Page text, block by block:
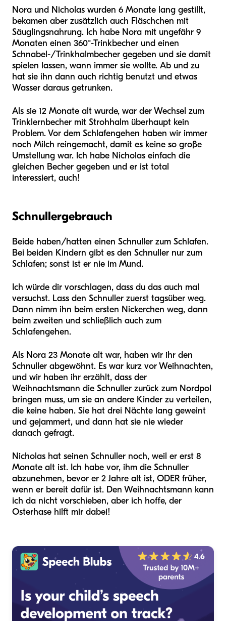
Nora und Nicholas wurden 6 Monate lang gestillt,
bekamen aber zusätzlich auch Fläschchen mit
Säuglingsnahrung. Ich habe Nora mit ungefähr 9
Monaten einen 360°-Trinkbecher und einen
Schnabel-/Trinkhalmbecher gegeben und sie damit
spielen lassen, wann immer sie wollte. Ab und zu
hat sie ihn dann auch richtig benutzt und etwas
Wasser daraus getrunken.
Als sie 12 Monate alt wurde, war der Wechsel zum
Trinklernbecher mit Strohhalm überhaupt kein
Problem. Vor dem Schlafengehen haben wir immer
noch Milch reingemacht, damit es keine so große
Umstellung war. Ich habe Nicholas einfach die
gleichen Becher gegeben und er ist total
interessiert, auch!
Schnullergebrauch
Beide haben/hatten einen Schnuller zum Schlafen.
Bei beiden Kindern gibt es den Schnuller nur zum
Schlafen; sonst ist er nie im Mund.
Ich würde dir vorschlagen, dass du das auch mal
versuchst. Lass den Schnuller zuerst tagsüber weg.
Dann nimm ihn beim ersten Nickerchen weg, dann
beim zweiten und schließlich auch zum
Schlafengehen.
Als Nora 23 Monate alt war, haben wir ihr den
Schnuller abgewöhnt. Es war kurz vor Weihnachten,
und wir haben ihr erzählt, dass der
Weihnachtsmann die Schnuller zurück zum Nordpol
bringen muss, um sie an andere Kinder zu verteilen,
die keine haben. Sie hat drei Nächte lang geweint
und gejammert, und dann hat sie nie wieder
danach gefragt.
Nicholas hat seinen Schnuller noch, weil er erst 8
Monate alt ist. Ich habe vor, ihm die Schnuller
abzunehmen, bevor er 2 Jahre alt ist, ODER früher,
wenn er bereit dafür ist. Den Weihnachtsmann kann
ich da nicht vorschieben, aber ich hoffe, der
Osterhase hilft mir dabei!